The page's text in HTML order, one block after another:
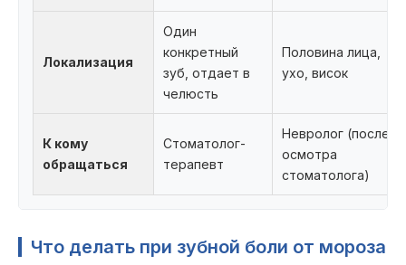
Локализация
Один
конкретный
зуб, отдает в
челюсть
Половина лица,
ухо, висок
К кому
обращаться
Стоматолог-
терапевт
Невролог (после
осмотра
стоматолога)
Что делать при зубной боли от мороза